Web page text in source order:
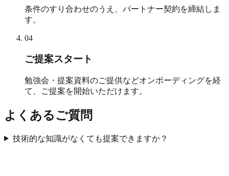
条件のすり合わせのうえ、パートナー契約を締結しま
す。
04
ご提案スタート
勉強会・提案資料のご提供などオンボーディングを経
て、ご提案を開始いただけます。
よくあるご質問
技術的な知識がなくても提案できますか？